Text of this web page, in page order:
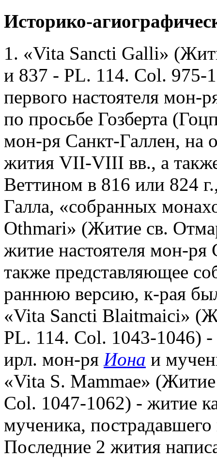
Историко-
1. «Vita Sancti Galli»
и 837 - PL. 114. Col. 975-
первого настоятеля мон-
по просьбе Гозберта
мон-ря Санкт-Галлен, на
жития VII-VIII вв., а
Веттином в 816 или 824
Галла, «собранных
Othmari» (Житие св.
житие настоятеля мон-
также представляющее
раннюю версию, к-рая
«Vita Sancti Blaitmaici»
PL. 114. Col. 1043-1046)
ирл. мон-ря Иона и
«Vita S. Mammae»
Col. 1047-1062) - житие
мученика,
Последние 2 жития